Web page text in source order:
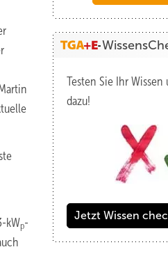
kWp-
Testen Sie Ihr
dazu!
Jetzt Wissen